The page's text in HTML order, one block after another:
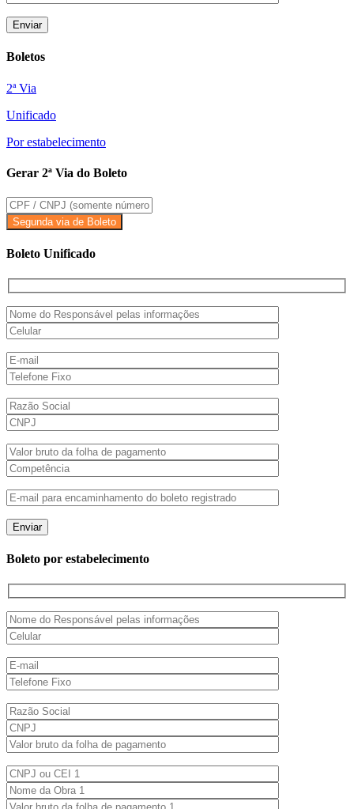
Boletos
2ª Via
Unificado
Por estabelecimento
Gerar 2ª Via do Boleto
Boleto Unificado
Boleto por estabelecimento